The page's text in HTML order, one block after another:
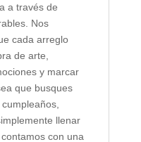
a través de
Nos
cada arreglo
de arte,
y marcar
que busques
llenar
con una